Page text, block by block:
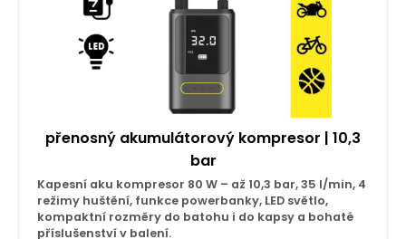
přenosný akumulátorový kompresor | 10,3
bar
Kapesní aku kompresor 80 W – až 10,3 bar, 35 l/min, 4
režimy huštění, funkce powerbanky, LED světlo,
kompaktní rozměry do batohu i do kapsy a bohaté
příslušenství v balení.